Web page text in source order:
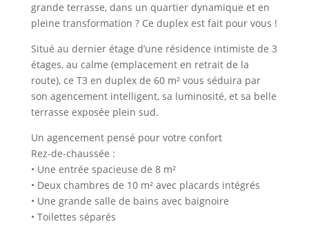
grande terrasse, dans un quartier dynamique et en
pleine transformation ? Ce duplex est fait pour vous !
Situé au dernier étage d’une résidence intimiste de 3
étages, au calme (emplacement en retrait de la
route), ce T3 en duplex de 60 m² vous séduira par
son agencement intelligent, sa luminosité, et sa belle
terrasse exposée plein sud.
Un agencement pensé pour votre confort
Rez-de-chaussée :
• Une entrée spacieuse de 8 m²
• Deux chambres de 10 m² avec placards intégrés
• Une grande salle de bains avec baignoire
• Toilettes séparés